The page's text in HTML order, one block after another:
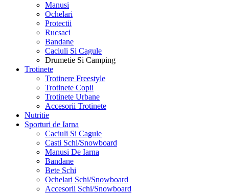
Manusi
Ochelari
Protectii
Rucsaci
Bandane
Caciuli Si Cagule
Drumetie Si Camping
Trotinete
Trotinere Freestyle
Trotinete Copii
Trotinete Urbane
Accesorii Trotinete
Nutritie
Sporturi de Iarna
Caciuli Si Cagule
Casti Schi/Snowboard
Manusi De Iarna
Bandane
Bete Schi
Ochelari Schi/Snowboard
Accesorii Schi/Snowboard